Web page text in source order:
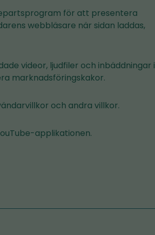
för att presentera
webbläsare när sidan laddas,
videor, ljudfiler och inbäddningar i
marknadsföringskakor.
och andra villkor.
applikationen.